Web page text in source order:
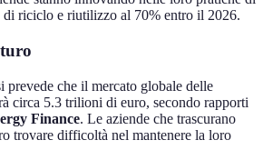
riciclo e riutilizzo al 70% entro il 2026.
prevede che il mercato globale delle
circa 5.3 trilioni di euro, secondo rapporti
Finance. Le aziende che trascurano
trovare difficoltà nel mantenere la loro